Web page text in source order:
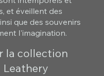
et éveillent des
que des souvenirs
l'imagination.
la collection
Leathery